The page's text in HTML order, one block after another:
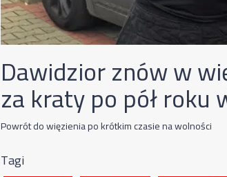
Dawidzior znów w
za kraty po pół roku
Powrót do więzienia po krótkim czasie na wolności
Tagi